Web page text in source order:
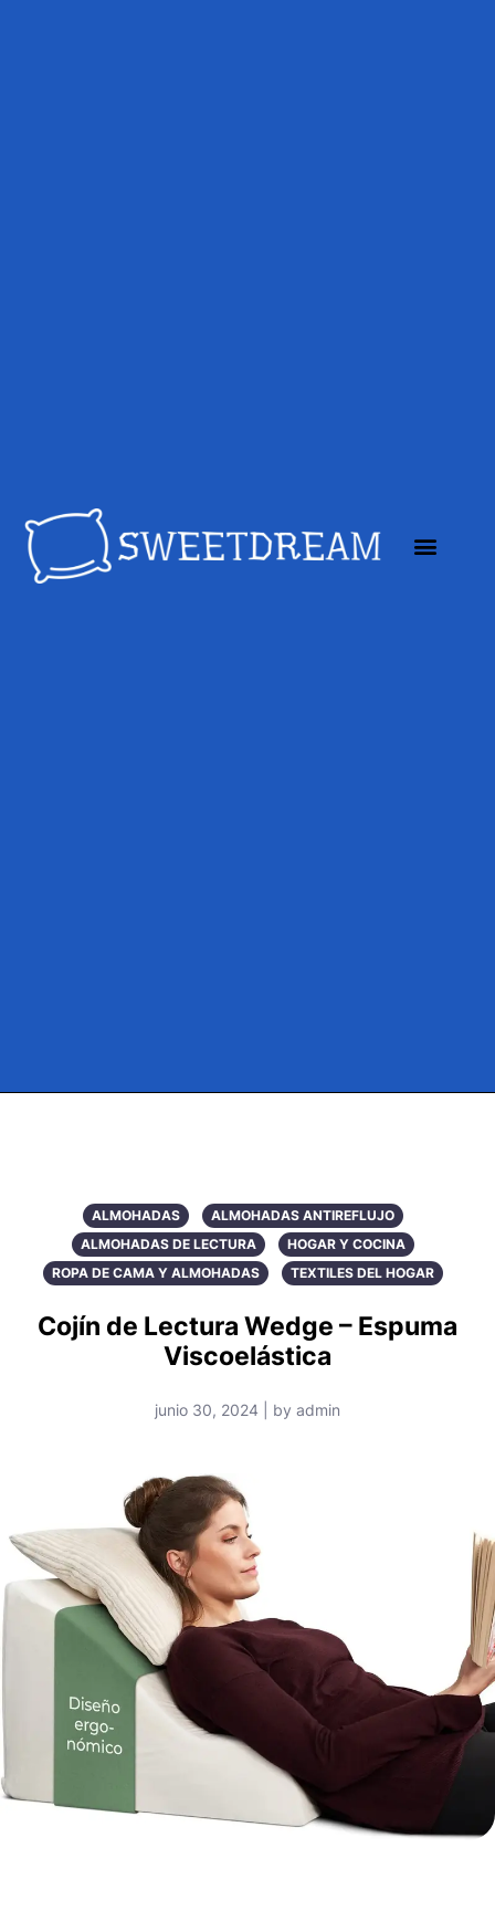
ALMOHADAS
ALMOHADAS ANTIREFLUJO
ALMOHADAS DE LECTURA
HOGAR Y COCINA
ROPA DE CAMA Y ALMOHADAS
TEXTILES DEL HOGAR
Cojín de Lectura Wedge – Espuma
Viscoelástica
junio 30, 2024 | by admin